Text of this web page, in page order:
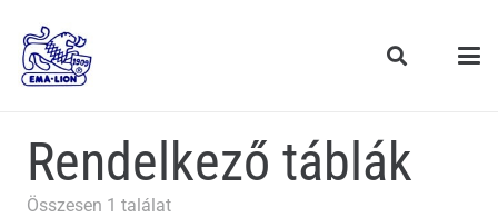
Rendelkező táblák
Összesen 1 találat